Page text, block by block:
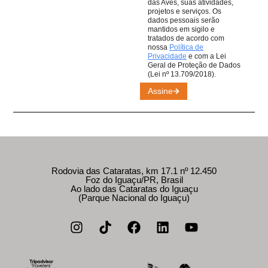
Assine
das Aves, suas atividades,
projetos e serviços. Os
dados pessoais serão
mantidos em sigilo e
tratados de acordo com
nossa Política de
Privacidade e com a Lei
Geral de Proteção de Dados
(Lei nº 13.709/2018).
Rodovia das Cataratas, km 17.1 nº 12.450
Foz do Iguaçu/PR, Brasil
Ao lado das Cataratas do Iguaçu
(Parque Nacional do Iguaçu)